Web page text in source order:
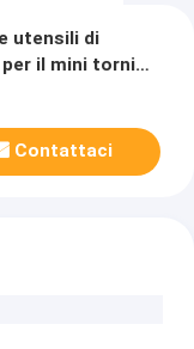
utensili di
il mini tornio
Contattaci